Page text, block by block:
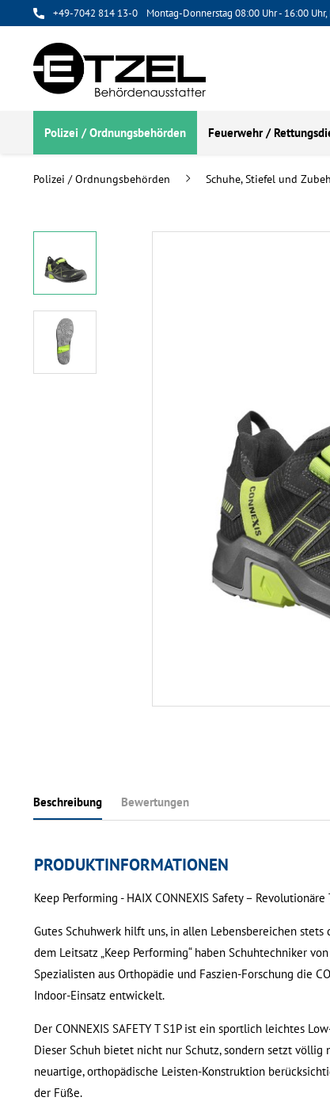
+49-7042 814 13-0 Montag-Donnerstag 08:00 Uhr - 16:00
Polizei / Ordnungsbehörden Feuerwehr /
Polizei / Ordnungsbehörden Schuhe, Stiefel und
Beschreibung Bewertungen
PRODUKTINFORMATIONEN
Keep Performing - HAIX CONNEXIS Safety –
Gutes Schuhwerk hilft uns, in allen Lebensbereichen
dem Leitsatz „Keep Performing“ haben Schuhtechniker
Spezialisten aus Orthopädie und Faszien-Forschung die
Indoor-Einsatz entwickelt.
Der CONNEXIS SAFETY T S1P ist ein sportlich leichtes
Dieser Schuh bietet nicht nur Schutz, sondern setzt völlig
neuartige, orthopädische Leisten-Konstruktion
der Füße.